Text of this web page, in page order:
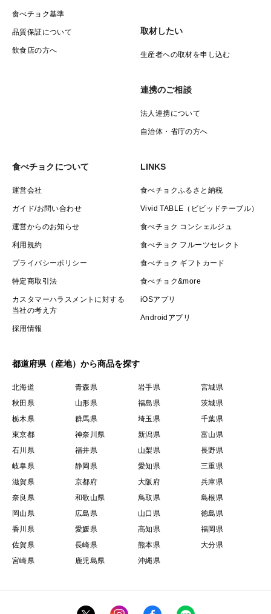
食べチョク基準
品質保証について
飲食店の方へ
取材したい
生産者への取材を申し込む
連携のご相談
法人連携について
自治体・省庁の方へ
食べチョクについて
運営会社
ガイド/お問い合わせ
運営からのお知らせ
利用規約
プライバシーポリシー
特定商取引法
カスタマーハラスメントに対する
当社の考え方
採用情報
LINKS
食べチョクふるさと納税
Vivid TABLE（ビビッドテーブル）
食べチョク コンシェルジュ
食べチョク フルーツセレクト
食べチョク ギフトカード
食べチョク&more
iOSアプリ
Androidアプリ
都道府県（産地）から商品を探す
北海道 青森県 岩手県
宮城県
秋田県
山形県 福島県
茨城県
栃木県
群馬県 埼玉県
千葉県
東京都
神奈川県 新潟県
富山県
石川県
福井県 山梨県
長野県
岐阜県
静岡県 愛知県
三重県
滋賀県
京都府 大阪府
兵庫県
奈良県
和歌山県 鳥取県
島根県
岡山県
広島県 山口県
徳島県
香川県
愛媛県 高知県
福岡県
佐賀県
長崎県 熊本県
大分県
宮崎県
鹿児島県 沖縄県